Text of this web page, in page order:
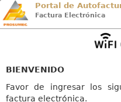
Portal de
Factura Electrónica
BIENVENIDO
Favor de ingresar los
factura electrónica.